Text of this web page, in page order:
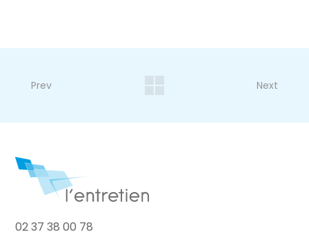
Prev Next
02 37 38 00 78